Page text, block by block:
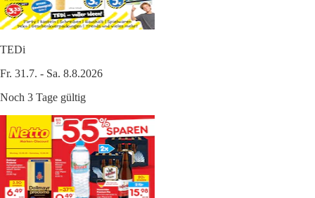
TEDi
Fr. 31.7. - Sa. 8.8.2026
Noch 3 Tage gültig